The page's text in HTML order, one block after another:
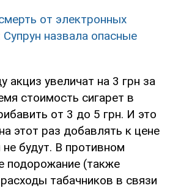
от электронных
Супрун назвала опасные
акциз увеличат на 3 грн за
стоимость сигарет в
от 3 до 5 грн. И это
этот раз добавлять к цене
будут. В противном
подорожание (также
табачников в связи